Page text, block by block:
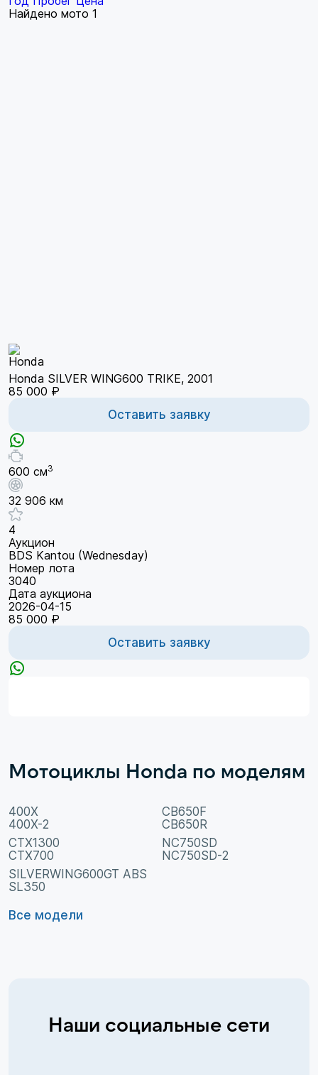
Найдено мото 1
Honda SILVER WING600 TRIKE, 2001
85 000 ₽
Оставить заявку
600 см3
32 906 км
4
Аукцион
BDS Kantou (Wednesday)
Номер лота
3040
Дата аукциона
2026-04-15
85 000 ₽
Оставить заявку
Мотоциклы Honda по моделям
400X
400X-2
CB650F
CB650R
CTX1300
CTX700
NC750SD
NC750SD-2
SILVERWING600GT ABS
SL350
Все модели
Наши социальные сети